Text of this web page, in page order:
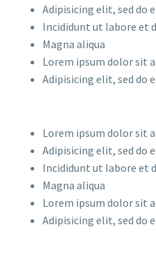
Adipisicing elit, sed do
Incididunt ut labore et
Magna aliqua
Lorem ipsum dolor sit
Adipisicing elit, sed do
Lorem ipsum dolor sit
Adipisicing elit, sed do
Incididunt ut labore et
Magna aliqua
Lorem ipsum dolor sit
Adipisicing elit, sed do